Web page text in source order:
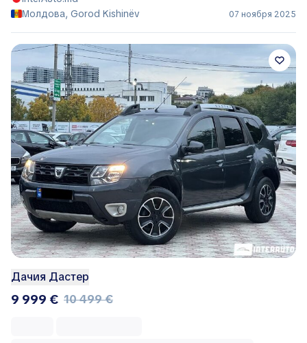
Молдова, Gorod Kishinëv
07 ноября 2025
Дачия Дастер
9 999 € 10 499 €